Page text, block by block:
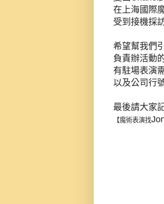
在上海國際
受到接機採
希望幫我們
負責辦活動
有駐場表演
以及公司行
最後請大家
【魔術表演找